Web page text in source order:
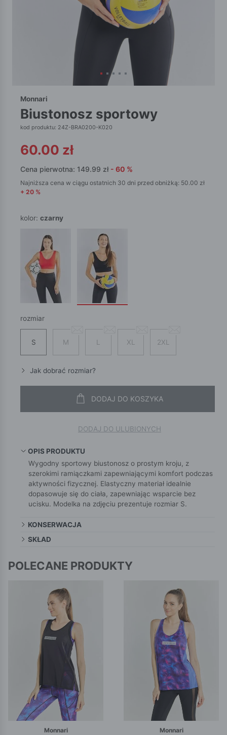
Monnari
biustonosz sportowy
kod produktu: 24Z-BRA0200-K020
60.00 zł
Cena pierwotna: 149.99 zł - 60 %
Najniższa cena w ciągu ostatnich 30 dni przed obniżką: 50.00 zł
+ 20 %
kolor: czarny
rozmiar
S M L XL 2XL
Jak dobrać rozmiar?
DODAJ DO KOSZYKA
DODAJ DO ULUBIONYCH
OPIS PRODUKTU
Wygodny sportowy biustonosz o prostym kroju, z
szerokimi ramiączkami zapewniającymi komfort podczas
aktywności fizycznej. Elastyczny materiał idealnie
dopasowuje się do ciała, zapewniając wsparcie bez
ucisku. Modelka na zdjęciu prezentuje rozmiar S.
KONSERWACJA
SKŁAD
POLECANE PRODUKTY
Monnari
Monnari